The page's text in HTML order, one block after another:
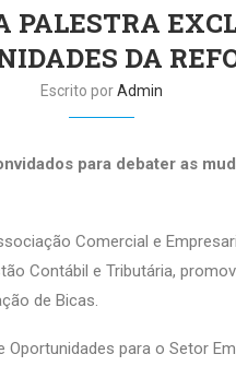
PALESTRA
DA
Escrito porAdmin
para debater as
Comercial e
Contábil e Tributária,
de Bicas.
para o Setor